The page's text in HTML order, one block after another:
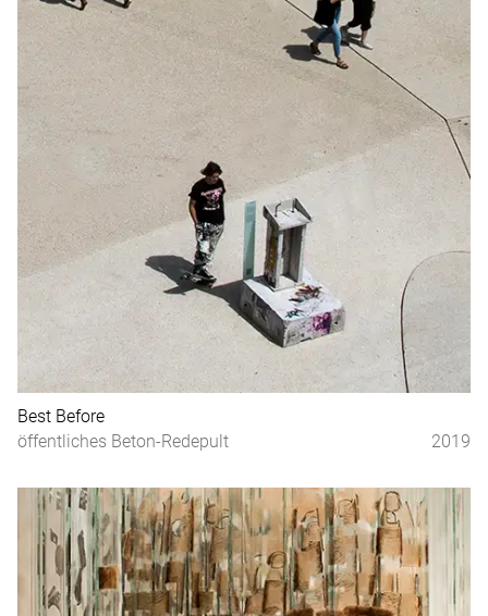
Best Before
öffentliches Beton-Redepult
2019